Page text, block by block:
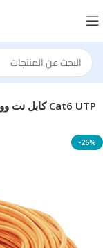
كابل نت وورك ميكس ماكس بلس 100 متر Cat6 UTP
-26%